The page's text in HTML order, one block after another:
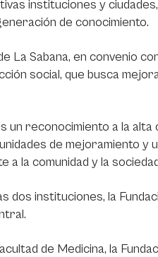
instituciones y ciudades,
de conocimiento.
La Sabana, en convenio
social, que busca
reconocimiento a la alta
de mejoramiento y
a la comunidad y la
dos instituciones, la
de Medicina, la